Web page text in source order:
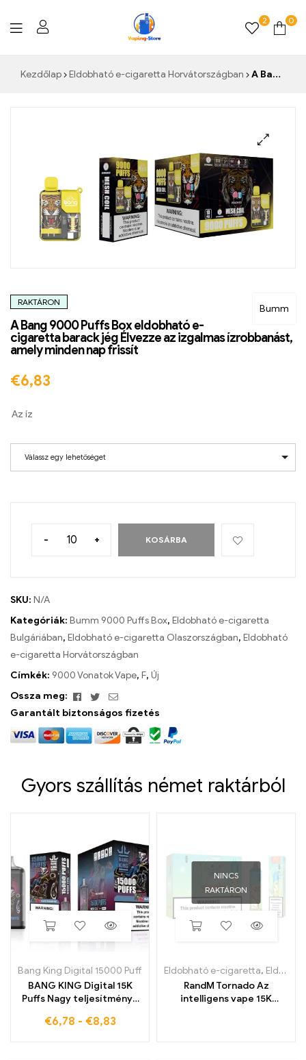
2 0
Kezdőlap Eldobható e-cigaretta Horvátországban A Bang 9000 Puffs Box eldobható e-cigaretta barack jég Élvezze az izgalmas ízrobbanást, amely minden nap frissít
Bumm
RAKTÁRON
A Bang 9000 Puffs Box eldobható e-
cigaretta barack jég Élvezze az izgalmas ízrobbanást,
amely minden nap frissít
€6,83
Az íz
Válassz egy lehetőséget
- + KOSÁRBA
SKU: N/A
Kategóriák: Bumm 9000 Puffs Box, Eldobható e-cigaretta
Bulgáriában, Eldobható e-cigaretta Olaszországban, Eldobható
e-cigaretta Horvátországban
Címkék: 9000 Vonatok Vape, F, Új
Ossza meg:
Facebook
TwitterEmail
Garantált biztonságos fizetés
Gyors szállítás német raktárból
Bang King Digital 15000 Puff
BANG KING Digital 15K
Puffs Nagy teljesítményű
intenzív ízzel
€6,78 - €8,83
NINCS
RAKTÁRON
Eldobható e-cigaretta, Eldobható e-cigaretta Belgiumban
RandM Tornado Az
intelligens vape 15K